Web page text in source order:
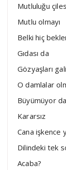
Mutluluğu
Mutlu olmayı
Belki hiç
Gıdası da
Gözyaşları
O damlalar
Büyümüyor da
Kararsız
Cana işkence
Dilindeki tek
Acaba?